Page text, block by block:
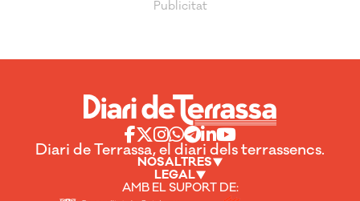
Diari de Terrassa, el diari dels terrassencs.
NOSALTRES
LEGAL
AMB EL SUPORT DE: